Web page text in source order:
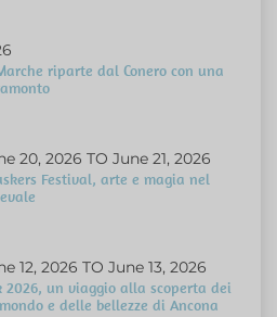
riparte dal Conero con una
20, 2026 TO June 21, 2026
Festival, arte e magia nel
12, 2026 TO June 13, 2026
2026, un viaggio alla scoperta dei
e delle bellezze di Ancona